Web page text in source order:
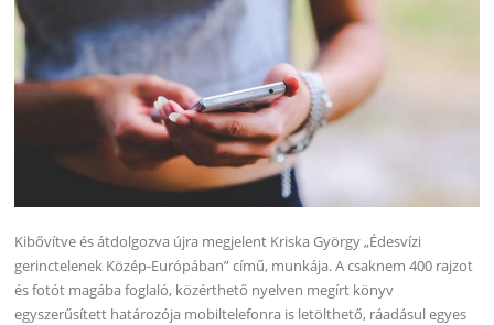
Kibővítve és átdolgozva újra megjelent Kriska György „Édesvízi
gerinctelenek Közép-Európában” című, munkája. A csaknem 400 rajzot
és fotót magába foglaló, közérthető nyelven megírt könyv
egyszerűsített határozója mobiltelefonra is letölthető, ráadásul egyes